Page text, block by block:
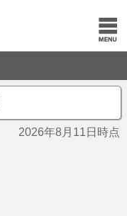
2026年8月11日時点